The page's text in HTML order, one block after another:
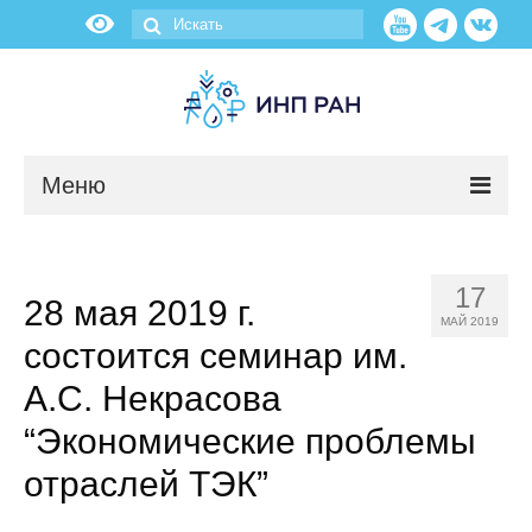
Меню
О нас
Об институте
Научные подразделения
Администрация
17
МАЙ 2019
28 мая 2019 г.
состоится семинар им.
А.С. Некрасова
“Экономические проблемы
отраслей ТЭК”